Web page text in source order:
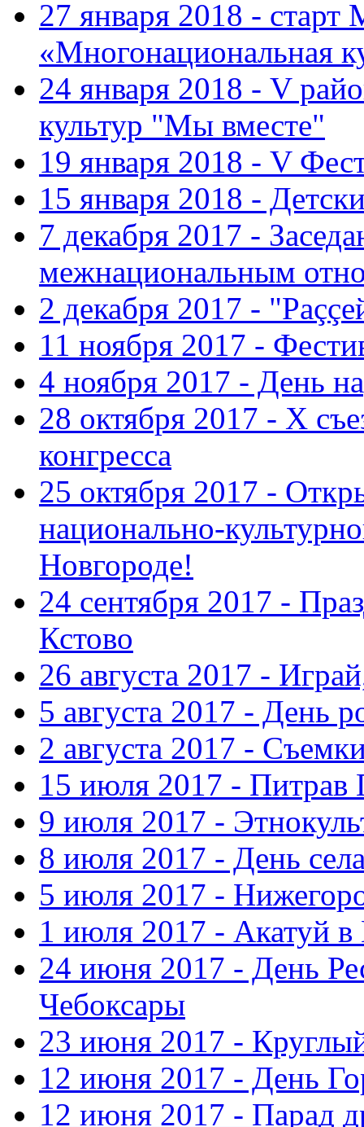
27 января 2018 - старт
«Многонациональная
24 января 2018 - V
культур "Мы вместе"
19 января 2018 - V
15 января 2018 -
7 декабря 2017 -
межнациональным
2 декабря 2017 -
11 ноября 2017 -
4 ноября 2017 - День
28 октября 2017 - Х
конгресса
25 октября 2017 -
национально-
Новгороде!
24 сентября 2017 -
Кстово
26 августа 2017 -
5 августа 2017 - День
2 августа 2017 -
15 июля 2017 - Питрав
9 июля 2017 -
8 июля 2017 - День
5 июля 2017 -
1 июля 2017 - Акатуй
24 июня 2017 - День
Чебоксары
23 июня 2017 -
12 июня 2017 - День
12 июня 2017 - Парад